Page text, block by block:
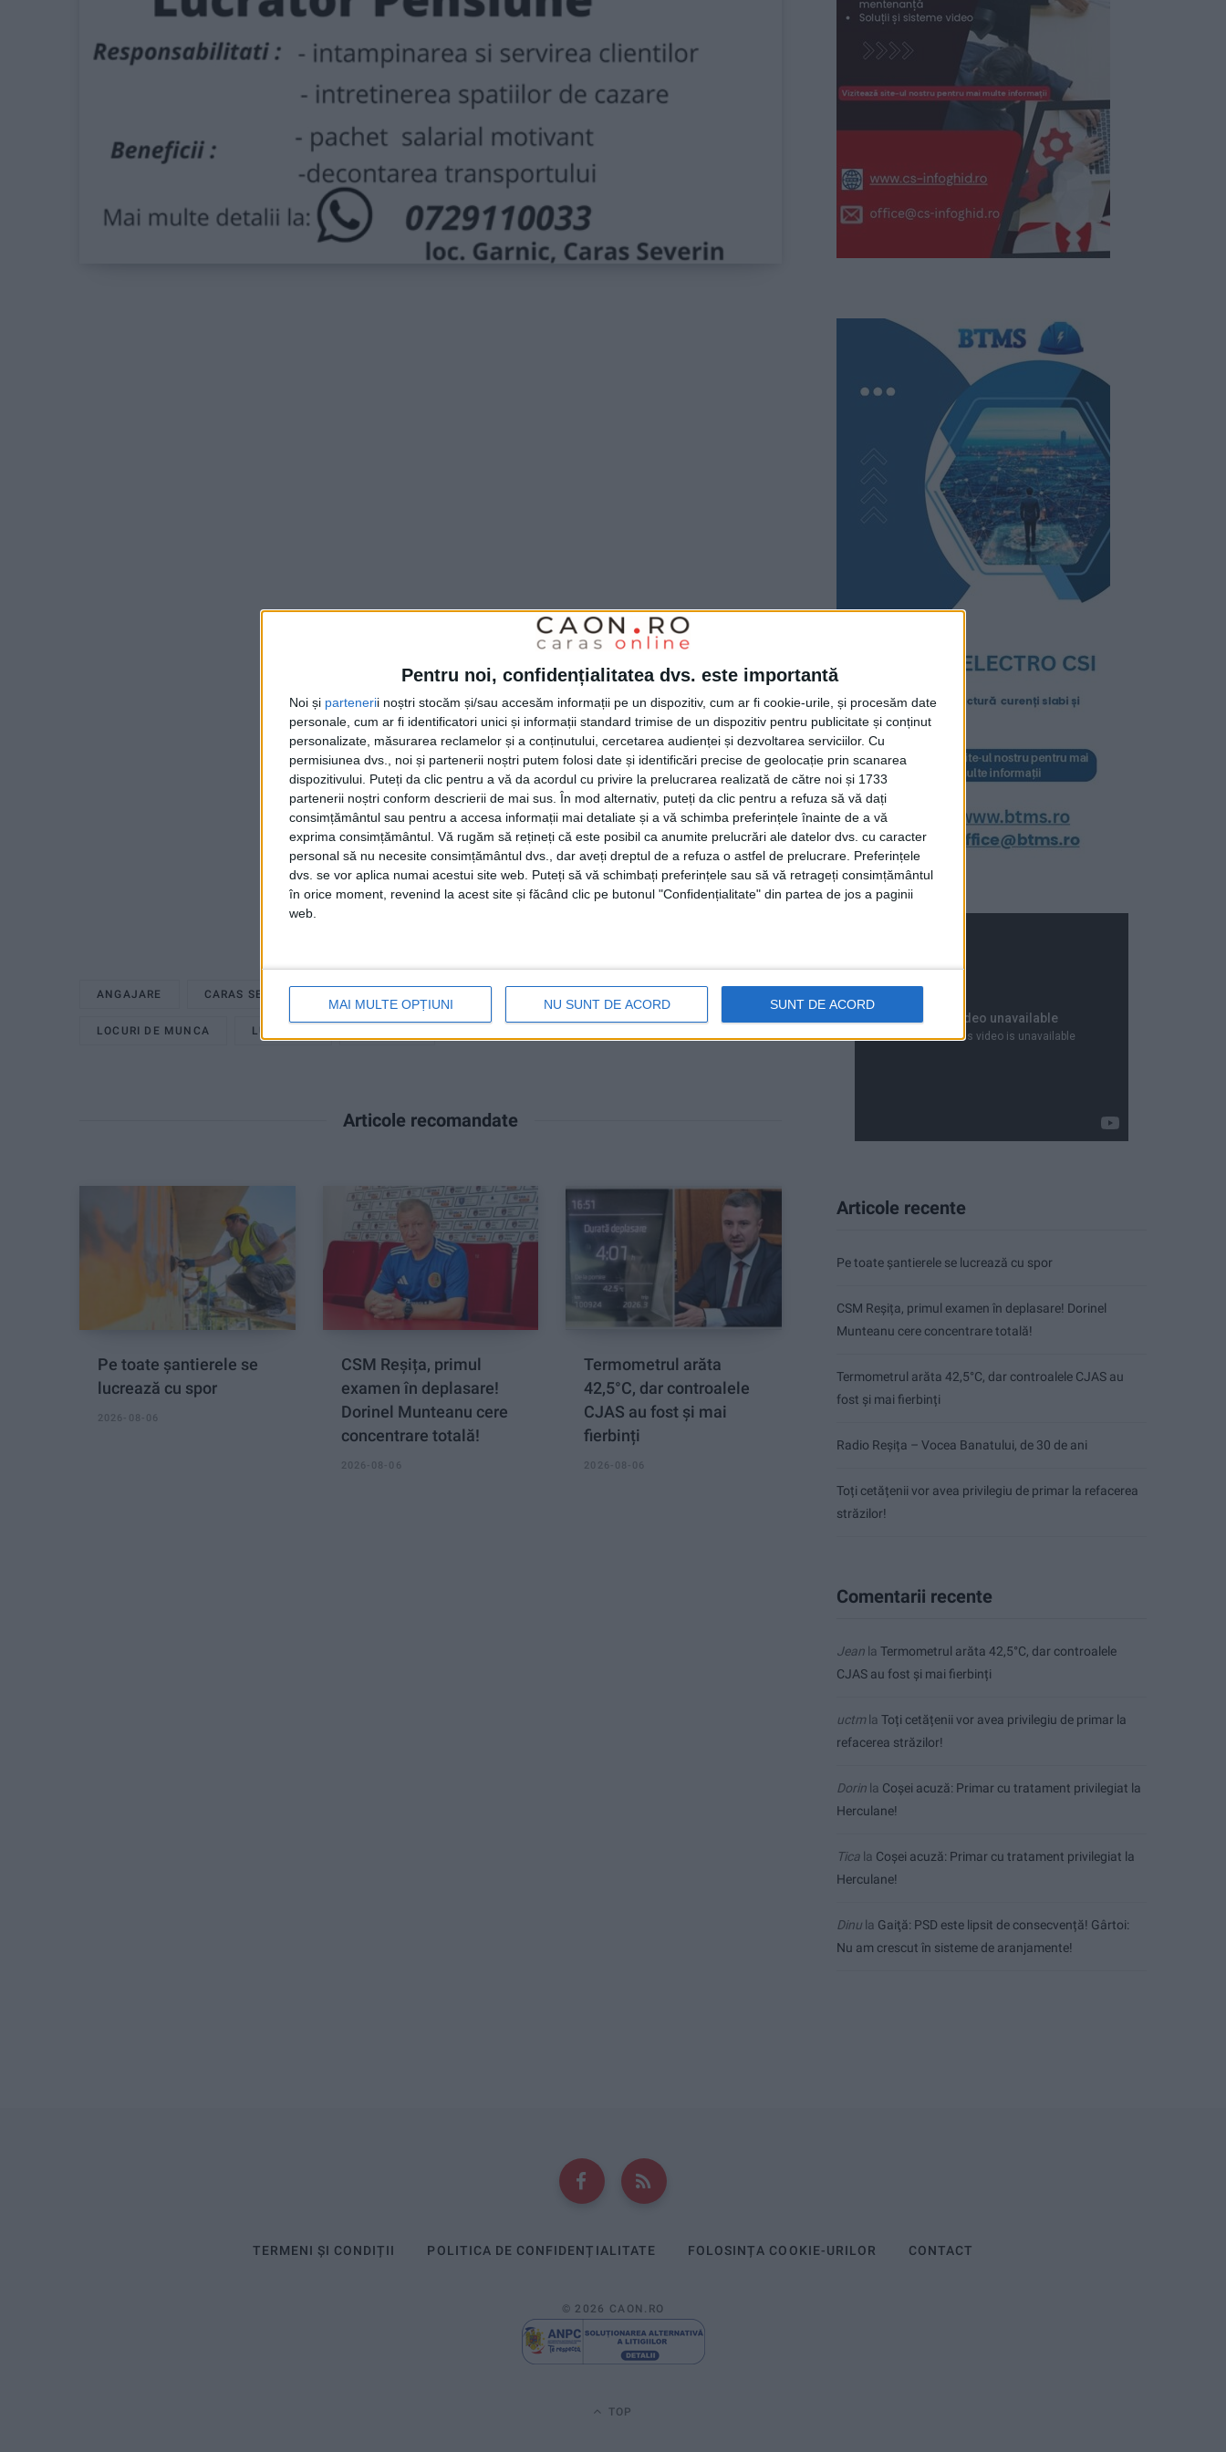
Pentru noi, confidențialitatea dvs. este importantă
Noi și partenerii noștri stocăm și/sau accesăm informații pe un dispozitiv, cum ar fi cookie-urile, și procesăm date
personale, cum ar fi identificatori unici și informații standard trimise de un dispozitiv pentru publicitate și conținut
personalizate, măsurarea reclamelor și a conținutului, cercetarea audienței și dezvoltarea serviciilor. Cu
permisiunea dvs., noi și partenerii noștri putem folosi date și identificări precise de geolocație prin scanarea
dispozitivului. Puteți da clic pentru a vă da acordul cu privire la prelucrarea realizată de către noi și 1733
partenerii noștri conform descrierii de mai sus. În mod alternativ, puteți da clic pentru a refuza să vă dați
consimțământul sau pentru a accesa informații mai detaliate și a vă schimba preferințele înainte de a vă
exprima consimțământul. Vă rugăm să rețineți că este posibil ca anumite prelucrări ale datelor dvs. cu caracter
personal să nu necesite consimțământul dvs., dar aveți dreptul de a refuza o astfel de prelucrare. Preferințele
dvs. se vor aplica numai acestui site web. Puteți să vă schimbați preferințele sau să vă retrageți consimțământul
în orice moment, revenind la acest site și făcând clic pe butonul "Confidențialitate" din partea de jos a paginii
web.
MAI MULTE OPȚIUNI NU SUNT DE ACORD SUNT DE ACORD
ANGAJARE CARAS SEVERIN
LOCURI DE MUNCA LUCRATOR
Articole recomandate
Pe toate șantierele se
lucrează cu spor
2026-08-06
CSM Reșița, primul
examen în deplasare!
Dorinel Munteanu cere
concentrare totală!
2026-08-06
Termometrul arăta
42,5°C, dar controalele
CJAS au fost și mai
fierbinți
2026-08-06
Articole recente
Pe toate șantierele se lucrează cu spor
CSM Reșița, primul examen în deplasare! Dorinel
Munteanu cere concentrare totală!
Termometrul arăta 42,5°C, dar controalele CJAS au
fost și mai fierbinți
Radio Reșița – Vocea Banatului, de 30 de ani
Toți cetățenii vor avea privilegiu de primar la refacerea
străzilor!
Comentarii recente
Jean la Termometrul arăta 42,5°C, dar controalele
CJAS au fost și mai fierbinți
uctmla Toți cetățenii vor avea privilegiu de primar la
refacerea străzilor!
Dorin la Coșei acuză: Primar cu tratament privilegiat la
Herculane!
Tica la Coșei acuză: Primar cu tratament privilegiat la
Herculane!
Dinu la Gaiţă: PSD este lipsit de consecvență! Gârtoi:
Nu am crescut în sisteme de aranjamente!
TERMENI ȘI CONDIȚII POLITICA DE CONFIDENȚIALITATE FOLOSINȚA COOKIE-URILOR CONTACT
© 2026 CAON.RO
TOP